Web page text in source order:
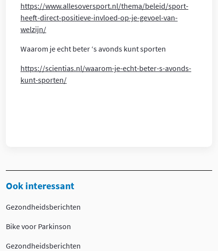
Ook interessant
Gezondheidsberichten
Bike voor Parkinson
Gezondheidsberichten
https://www.allesoversport.nl/thema/beleid/sport-
heeft-direct-positieve-invloed-op-je-gevoel-van-
welzijn/
Waarom je echt beter ‘s avonds kunt sporten
https://scientias.nl/waarom-je-echt-beter-s-avonds-
kunt-sporten/